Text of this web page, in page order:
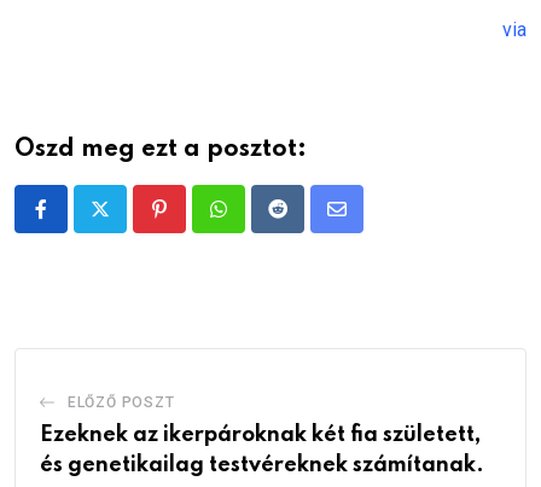
via
Oszd meg ezt a posztot:
PinterestWhatsappRedditShare
ELŐZŐ POSZT
Ezeknek az ikerpároknak két fia született,
és genetikailag testvéreknek számítanak.